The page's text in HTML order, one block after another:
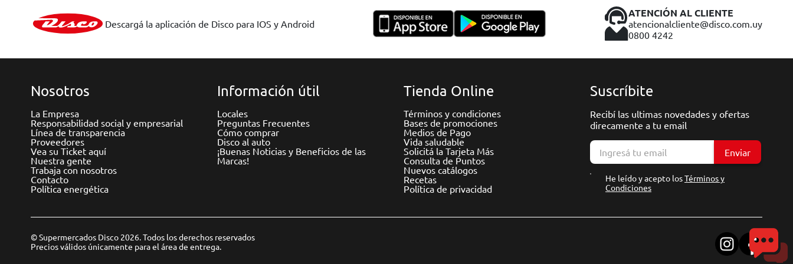
Descargá la aplicación de Disco para IOS y Android
ATENCIÓN AL CLIENTE
atencionalcliente@disco.com.uy
0800 4242
Nosotros
La Empresa
Responsabilidad social y empresarial
Línea de transparencia
Proveedores
Vea su Ticket aquí
Nuestra gente
Trabaja con nosotros
Contacto
Política energética
Información útil
Locales
Preguntas Frecuentes
Cómo comprar
Disco al auto
¡Buenas Noticias y Beneficios de las
Marcas!
Tienda Online
Términos y condiciones
Bases de promociones
Medios de Pago
Vida saludable
Solicitá la Tarjeta Más
Consulta de Puntos
Nuevos catálogos
Recetas
Política de privacidad
Suscríbite
Recibí las ultimas novedades y ofertas
direcamente a tu email
Enviar
He leído y acepto losTérminos y
Condiciones
© Supermercados Disco 2026. Todos los derechos reservados
Precios válidos únicamente para el área de entrega.